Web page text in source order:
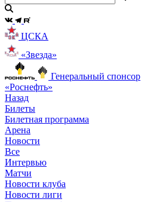
ЦСКА
«Звезда»
Генеральный спонсор
«Роснефть»
Назад
Билеты
Билетная программа
Арена
Новости
Все
Интервью
Матчи
Новости клуба
Новости лиги